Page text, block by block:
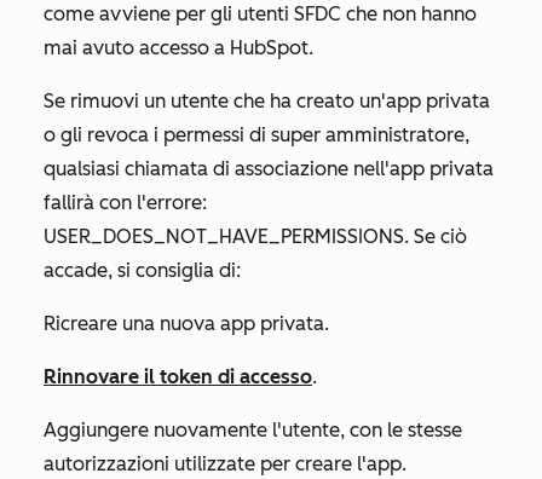
come avviene per gli utenti SFDC che non hanno
mai avuto accesso a HubSpot.
Se rimuovi un utente che ha creato un'app privata
o gli revoca i permessi di super amministratore,
qualsiasi chiamata di associazione nell'app privata
fallirà con l'errore:
USER_DOES_NOT_HAVE_PERMISSIONS. Se ciò
accade, si consiglia di:
Ricreare una nuova app privata.
Rinnovare il token di accesso.
Aggiungere nuovamente l'utente, con le stesse
autorizzazioni utilizzate per creare l'app.